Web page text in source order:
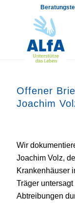
Offener
Joachim
Wir
Joachim Volz,
Krankenhäuser
Träger
Abtreibungen